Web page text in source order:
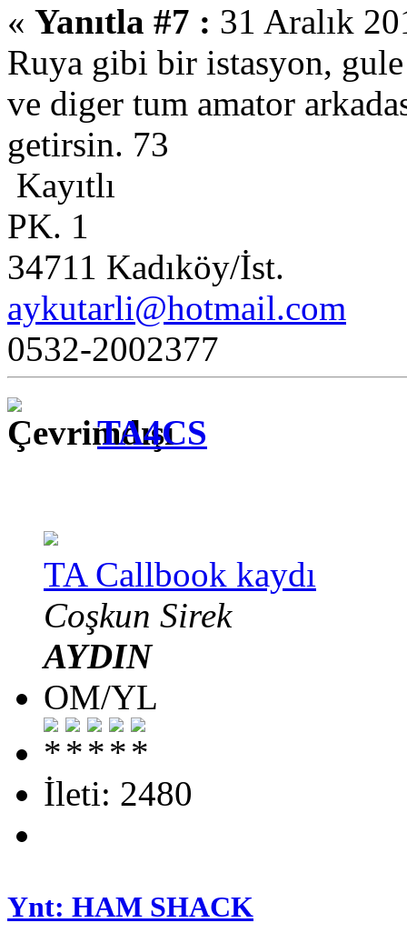
« Yanıtla #7 : 31 Aralık
Ruya gibi bir istasyon,
ve diger tum amator
getirsin. 73
Kayıtlı
PK. 1
34711 Kadıköy/İst.
aykutarli@hotmail.com
0532-2002377
TA4CS
TA Callbook kaydı
Coşkun Sirek
AYDIN
OM/YL
İleti: 2480
Ynt: HAM SHACK